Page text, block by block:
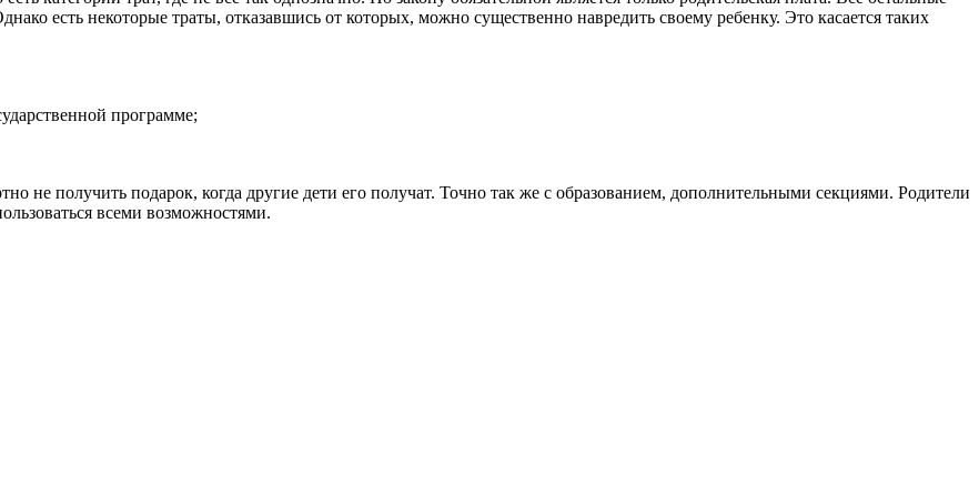
есть некоторые траты, отказавшись от которых, можно существенно навредить своему ребенку. Это касается таких
программе;
не получить подарок, когда другие дети его получат. Точно так же с образованием, дополнительными секциями. Родители
всеми возможностями.